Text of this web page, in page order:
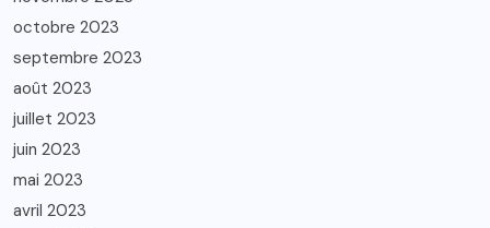
octobre 2023
septembre 2023
août 2023
juillet 2023
juin 2023
mai 2023
avril 2023